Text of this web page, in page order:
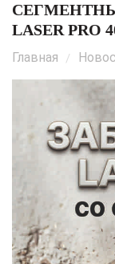
LASER PRO
Главная /